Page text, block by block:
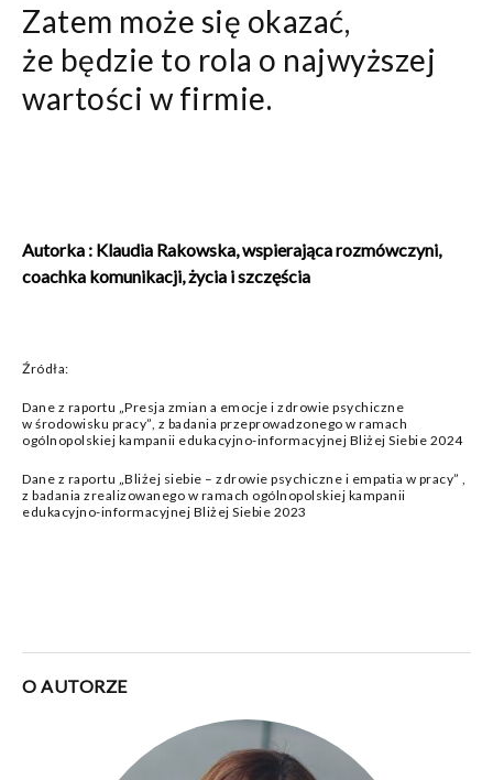
Zatem może się okazać,
że będzie to rola o najwyższej
wartości w firmie.
Autorka : Klaudia Rakowska, wspierająca rozmówczyni,
coachka komunikacji, życia i szczęścia
Źródła:
Dane z raportu „Presja zmian a emocje i zdrowie psychiczne
w środowisku pracy”, z badania przeprowadzonego w ramach
ogólnopolskiej kampanii edukacyjno-informacyjnej Bliżej Siebie 2024
Dane z raportu „Bliżej siebie – zdrowie psychiczne i empatia w pracy” ,
z badania zrealizowanego w ramach ogólnopolskiej kampanii
edukacyjno-informacyjnej Bliżej Siebie 2023
O AUTORZE